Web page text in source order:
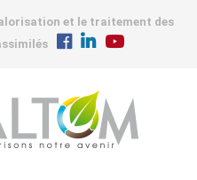
et le traitement des